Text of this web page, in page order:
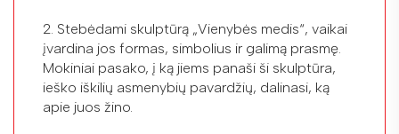
2. Stebėdami skulptūrą „Vienybės medis“, vaikai
įvardina jos formas, simbolius ir galimą prasmę.
Mokiniai pasako, į ką jiems panaši ši skulptūra,
ieško iškilių asmenybių pavardžių, dalinasi, ką
apie juos žino.